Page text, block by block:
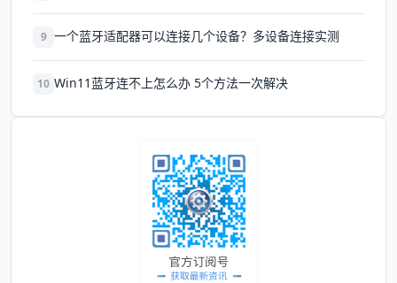
9 一个蓝牙适配器可以连接几个设备？多设备连接实测
10 Win11蓝牙连不上怎么办 5个方法一次解决